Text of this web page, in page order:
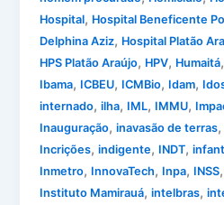
Hospital, Hospital Beneficente
Delphina Aziz, Hospital Platão
HPS Platão Araújo, HPV, Humaitá,
Ibama, ICBEU, ICMBio, Idam,
internado,ilha, IML, IMMU,
Inauguração,inavasão de terras,
Incrições,indigente, INDT,
Inmetro, InnovaTech, Inpa, INSS
Instituto Mamirauá,intelbras,